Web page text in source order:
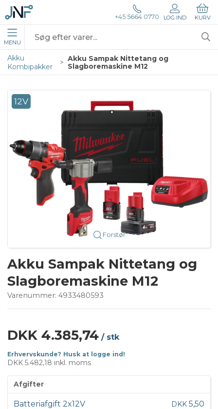
+45 5664 0770 LOG IND KURV
MENU
Akku
Kombipakker
Akku Sampak Nittetang og
Slagboremaskine M12
12V
Forstør
Akku Sampak Nittetang og
Slagboremaskine M12
Varenummer: 4933480593
DKK 4.385,74 / stk
Erhvervskunde? Husk at logge ind!
DKK 5.482,18 inkl. moms
Afgifter
Batteriafgift 2x12V DKK 5,50